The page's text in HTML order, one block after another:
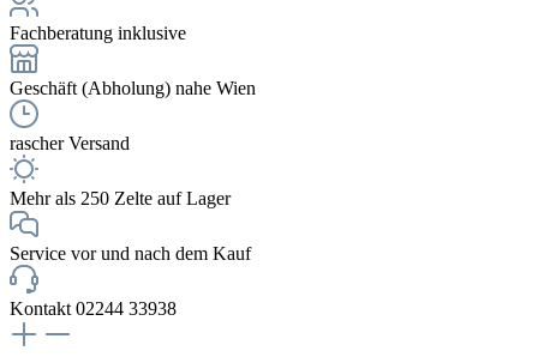
Fachberatung inklusive
Geschäft (Abholung) nahe Wien
rascher Versand
Mehr als 250 Zelte auf Lager
Service vor und nach dem Kauf
Kontakt 02244 33938